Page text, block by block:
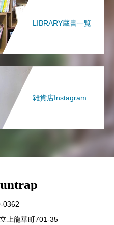
LIBRARY蔵書一覧
雑貨店Instagram
0362
上龍華町701-35